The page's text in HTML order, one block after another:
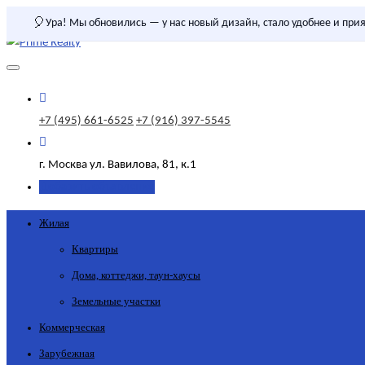
🎈 Ура! Мы обновились — у нас новый дизайн, стало удобнее и
+7 (495) 661-6525 +7 (916) 397-5545
г. Москва ул. Вавилова, 81, к.1
Жилая
Квартиры
Дома, коттеджи, таун-хаусы
Земельные участки
Коммерческая
Зарубежная